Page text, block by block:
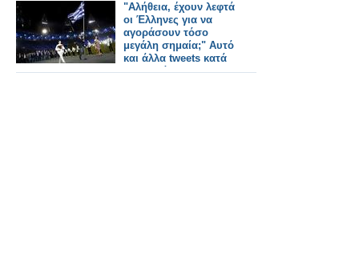
"Αλήθεια, έχουν λεφτά
οι Έλληνες για να
αγοράσουν τόσο
μεγάλη σημαία;" Αυτό
και άλλα tweets κατά
της Ελλάδας χθες το